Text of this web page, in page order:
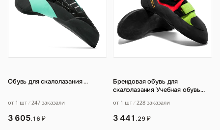
Обувь для скалолазания…
от 1 шт 247 заказали
3 605.16 ₽
Брендовая обувь для
скалолазания Учебная обувь
уровня Мужская…
от 1 шт 228 заказали
3 441 .29₽